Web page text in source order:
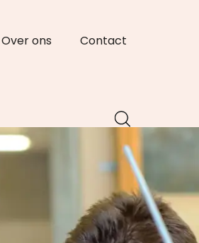
Over ons Contact